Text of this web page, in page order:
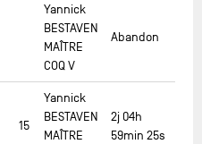
Yannick
BESTAVEN
MAÎTRE
COQ V
Abandon
15
Yannick
BESTAVEN
MAÎTRE
2j 04h
59min 25s